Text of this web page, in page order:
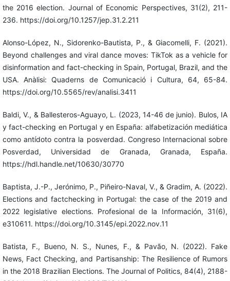
the 2016 election. Journal of Economic Perspectives, 31(2), 211-
236. https://doi.org/10.1257/jep.31.2.211
Alonso-López, N., Sidorenko-Bautista, P., & Giacomelli, F. (2021).
Beyond challenges and viral dance moves: TikTok as a vehicle for
disinformation and fact-checking in Spain, Portugal, Brazil, and the
USA. Anàlisi: Quaderns de Comunicació i Cultura, 64, 65-84.
https://doi.org/10.5565/rev/analisi.3411
Baldi, V., & Ballesteros-Aguayo, L. (2023, 14-46 de junio). Bulos, IA
y fact-checking en Portugal y en España: alfabetización mediática
como antídoto contra la posverdad. Congreso Internacional sobre
Posverdad, Universidad de Granada, Granada, España.
https://hdl.handle.net/10630/30770
Baptista, J.-P., Jerónimo, P., Piñeiro-Naval, V., & Gradim, A. (2022).
Elections and factchecking in Portugal: the case of the 2019 and
2022 legislative elections. Profesional de la Información, 31(6),
e310611. https://doi.org/10.3145/epi.2022.nov.11
Batista, F., Bueno, N. S., Nunes, F., & Pavão, N. (2022). Fake
News, Fact Checking, and Partisanship: The Resilience of Rumors
in the 2018 Brazilian Elections. The Journal of Politics, 84(4), 2188-